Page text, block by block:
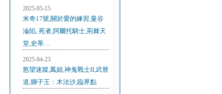
2025-05-15
米奇17號,關於愛的練習,曼谷
淪陷, 死者,阿爾托騎士,荊棘天
堂,史蒂…
2025-04-23
慾望迷蹤,鳳姐,神鬼戰士II,武替
道,獅子王：木法沙,臨界點